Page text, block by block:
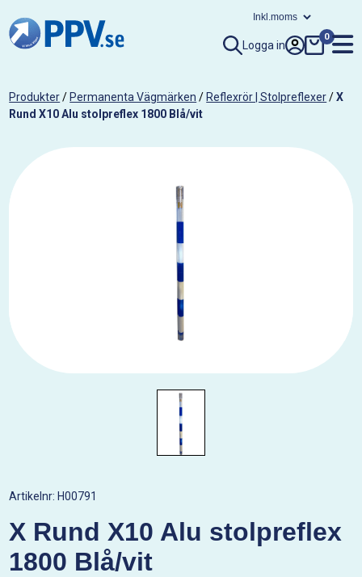
Logga in
0
Produkter/ Permanenta Vägmärken / Reflexrör | Stolpreflexer/X
Rund X10 Alu stolpreflex 1800 Blå/vit
Artikelnr: H00791
X Rund X10 Alu stolpreflex
1800 Blå/vit